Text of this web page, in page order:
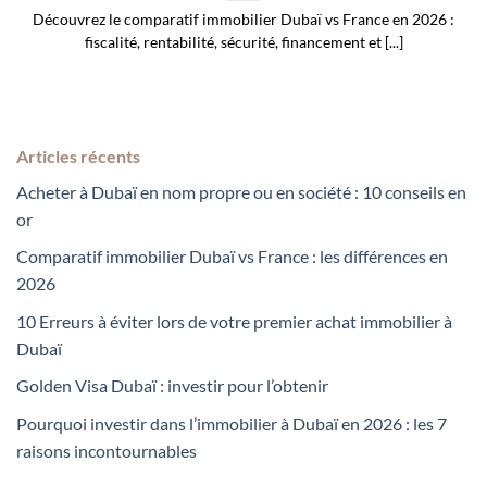
Découvrez le comparatif immobilier Dubaï vs France en 2026 :
fiscalité, rentabilité, sécurité, financement et [...]
Articles récents
Acheter à Dubaï en nom propre ou en société : 10 conseils en
or
Comparatif immobilier Dubaï vs France : les différences en
2026
10 Erreurs à éviter lors de votre premier achat immobilier à
Dubaï
Golden Visa Dubaï : investir pour l’obtenir
Pourquoi investir dans l’immobilier à Dubaï en 2026 : les 7
raisons incontournables